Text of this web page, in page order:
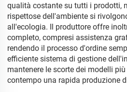
qualità costante su tutti i prodotti,
rispettose dell'ambiente si
all'ecologia. Il produttore offre
completo, compresi assistenza
rendendo il processo d'ordine
efficiente sistema di gestione
mantenere le scorte dei modelli
contempo una rapida produzione